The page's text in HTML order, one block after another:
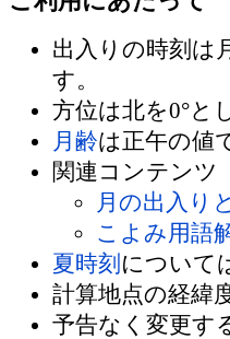
出入りの時刻は
す。
方位は北を0°と
月齢は正午の値
関連コンテンツ
月の出入り
こよみ用語
夏時刻 について
計算地点の経緯
予告なく変更す